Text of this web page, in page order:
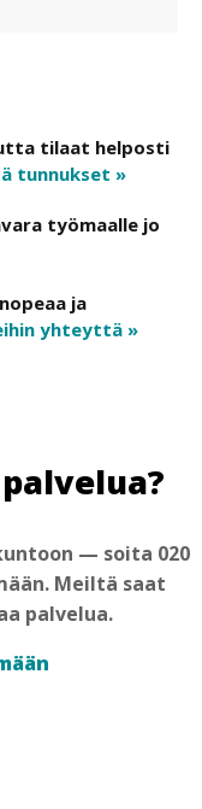
tilaat helposti
tunnukset »
työmaalle jo
ja
yhteyttä »
— soita 020
Meiltä saat
palvelua.